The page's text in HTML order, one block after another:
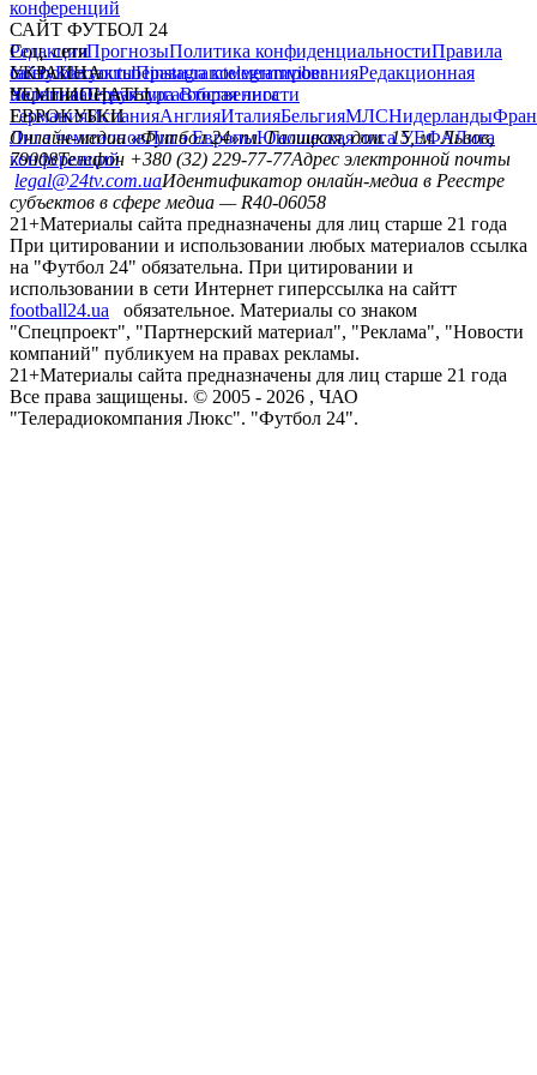
конференций
САЙТ ФУТБОЛ 24
РедакцияПрогнозыПолитика конфиденциальностиПравила
сайтуКонтактыПравила комментированияРедакционная
политикаСтруктура собственности
Соц. сети
facebookxyoutubeinstagramtelegramviber
УКРАИНА
УкраинаПервая лигаВторая лига
ЧЕМПИОНАТЫ
ГерманияИспанияАнглияИталияБельгияМЛСНидерланды
ЕВРОКУБКИ
Лига чемпионовЛига ЕвропыЮношеская лига УЕФАЛига
конференций
Онлайн-медиа «Футбол 24»пл. Галицкая, дом. 15, м. Львов,
79008Телефон +380 (32) 229-77-77Адрес электронной почты
legal@24tv.com.uaИдентификатор онлайн-медиа в Реестре
субъектов в сфере медиа — R40-06058
21+Материалы сайта предназначены для лиц старше 21 года
При цитировании и использовании любых материалов ссылка
на "Футбол 24" обязательна. При цитировании и
использовании в сети Интернет гиперссылка на сайтт
football24.ua
обязательное. Материалы со знаком
"Спецпроект", "Партнерский материал", "Реклама", "Новости
компаний" публикуем на правах рекламы.
21+Материалы сайта предназначены для лиц старше 21 года
Все права защищены. © 2005 - 2026 , ЧАО
"Телерадиокомпания Люкс". "Футбол 24".